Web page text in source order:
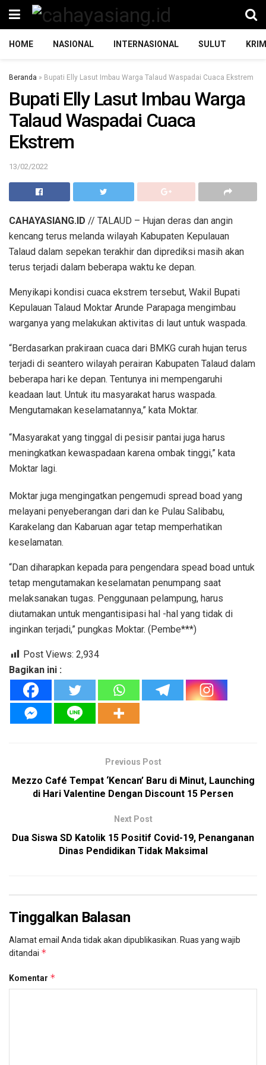
HOME NASIONAL INTERNASIONAL SULUT
Beranda » Bupati Elly Lasut Imbau Warga Talaud Waspadai Cuaca Ekstrem
Bupati Elly Lasut Imbau Warga
Talaud Waspadai Cuaca
Ekstrem
13/02/2022
CAHAYASIANG.ID // TALAUD – Hujan deras dan angin
kencang terus melanda wilayah Kabupaten Kepulauan
Talaud dalam sepekan terakhir dan diprediksi masih akan
terus terjadi dalam beberapa waktu ke depan.
Menyikapi kondisi cuaca ekstrem tersebut, Wakil Bupati
Kepulauan Talaud Moktar Arunde Parapaga mengimbau
warganya yang melakukan aktivitas di laut untuk waspada.
“Berdasarkan prakiraan cuaca dari BMKG curah hujan terus
terjadi di seantero wilayah perairan Kabupaten Talaud dalam
beberapa hari ke depan. Tentunya ini mempengaruhi
keadaan laut. Untuk itu masyarakat harus waspada.
Mengutamakan keselamatannya,” kata Moktar.
“Masyarakat yang tinggal di pesisir pantai juga harus
meningkatkan kewaspadaan karena ombak tinggi,” kata
Moktar lagi.
Moktar juga mengingatkan pengemudi spread boad yang
melayani penyeberangan dari dan ke Pulau Salibabu,
Karakelang dan Kabaruan agar tetap memperhatikan
keselamatan.
“Dan diharapkan kepada para pengendara spead boad untuk
tetap mengutamakan keselamatan penumpang saat
melaksanakan tugas. Penggunaan pelampung, harus
diutamakan untuk mengantisipasi hal -hal yang tidak di
inginkan terjadi,” pungkas Moktar. (Pembe***)
Post Views: 2,934
Bagikan ini :
Previous Post
Mezzo Café Tempat ‘Kencan’ Baru di Minut, Launching
di Hari Valentine Dengan Discount 15 Persen
Next Post
Dua Siswa SD Katolik 15 Positif Covid-19, Penanganan
Dinas Pendidikan Tidak Maksimal
Tinggalkan Balasan
Alamat email Anda tidak akan dipublikasikan. Ruas yang wajib
ditandai *
Komentar *